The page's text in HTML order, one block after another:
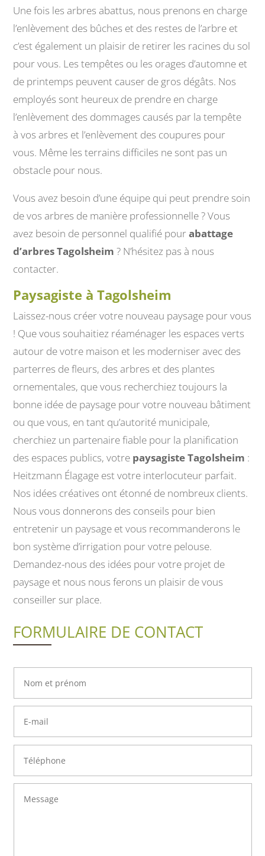
Une fois les arbres abattus, nous prenons en charge
l’enlèvement des bûches et des restes de l’arbre et
c’est également un plaisir de retirer les racines du sol
pour vous. Les tempêtes ou les orages d’automne et
de printemps peuvent causer de gros dégâts. Nos
employés sont heureux de prendre en charge
l’enlèvement des dommages causés par la tempête
à vos arbres et l’enlèvement des coupures pour
vous. Même les terrains difficiles ne sont pas un
obstacle pour nous.
Vous avez besoin d’une équipe qui peut prendre soin
de vos arbres de manière professionnelle ? Vous
avez besoin de personnel qualifié pourabattage
d’arbres Tagolsheim ? N’hésitez pas à nous
contacter.
Paysagiste à Tagolsheim
Laissez-nous créer votre nouveau paysage pour vous
! Que vous souhaitiez réaménager les espaces verts
autour de votre maison et les moderniser avec des
parterres de fleurs, des arbres et des plantes
ornementales, que vous recherchiez toujours la
bonne idée de paysage pour votre nouveau bâtiment
ou que vous, en tant qu’autorité municipale,
cherchiez un partenaire fiable pour la planification
des espaces publics, votre paysagiste Tagolsheim :
Heitzmann Élagage est votre interlocuteur parfait.
Nos idées créatives ont étonné de nombreux clients.
Nous vous donnerons des conseils pour bien
entretenir un paysage et vous recommanderons le
bon système d’irrigation pour votre pelouse.
Demandez-nous des idées pour votre projet de
paysage et nous nous ferons un plaisir de vous
conseiller sur place.
FORMULAIRE DE CONTACT